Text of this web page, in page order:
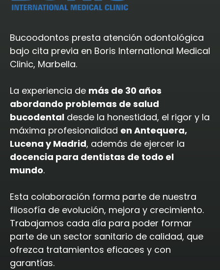
Bucoodontos presta atención odontológica
bajo cita previa en Boris International Medical
Clinic, Marbella.
La experiencia de más de 30 años
abordando problemas de salud
bucodental desde la honestidad, el rigor y la
máxima profesionalidad en Antequera,
Lucena y Madrid, además de ejercer la
docencia para dentistas de todo el
mundo.
Esta colaboración forma parte de nuestra
filosofía de evolución, mejora y crecimiento.
Trabajamos cada día para poder formar
parte de un sector sanitario de calidad, que
ofrezca tratamientos eficaces y con
garantías.